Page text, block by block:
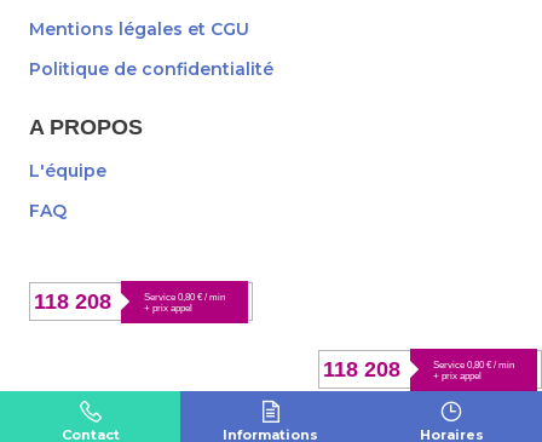
Contact Informations Horaires
118 208
Service 0,80 € / min
+ prix appel
Mentions légales et CGU
Politique de confidentialité
A PROPOS
L'équipe
FAQ
118 208
Service 0,80 € / min
+ prix appel